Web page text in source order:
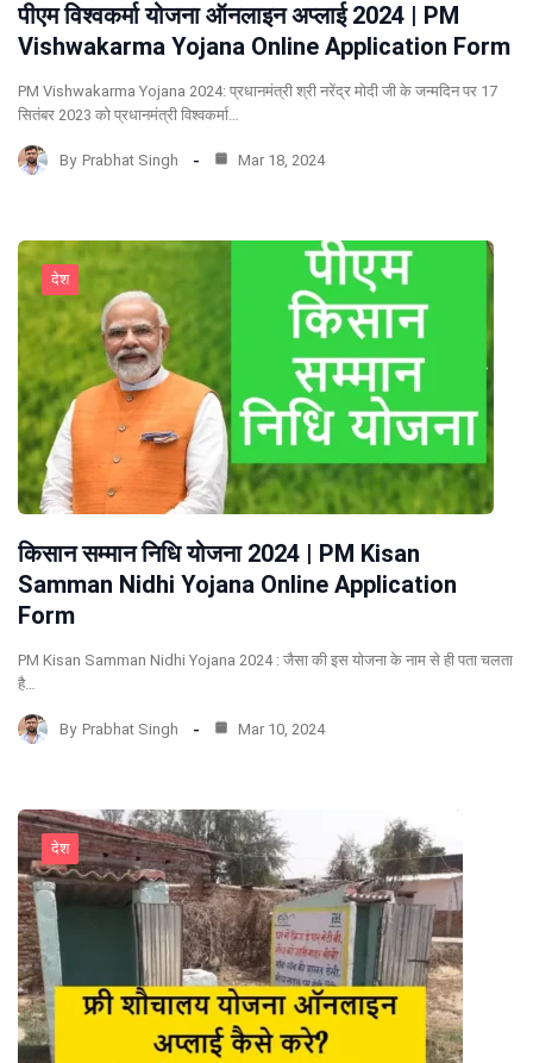
पीएम विश्वकर्मा योजना ऑनलाइन अप्लाई 2024 | PM
Vishwakarma Yojana Online Application Form
PM Vishwakarma Yojana 2024: प्रधानमंत्री श्री नरेंद्र मोदी जी के जन्मदिन पर 17
सितंबर 2023 को प्रधानमंत्री विश्वकर्मा…
By Prabhat Singh Mar 18, 2024
देश
किसान सम्मान निधि योजना 2024 | PM Kisan
Samman Nidhi Yojana Online Application
Form
PM Kisan Samman Nidhi Yojana 2024 : जैसा की इस योजना के नाम से ही पता चलता
है…
By Prabhat Singh Mar 10, 2024
देश